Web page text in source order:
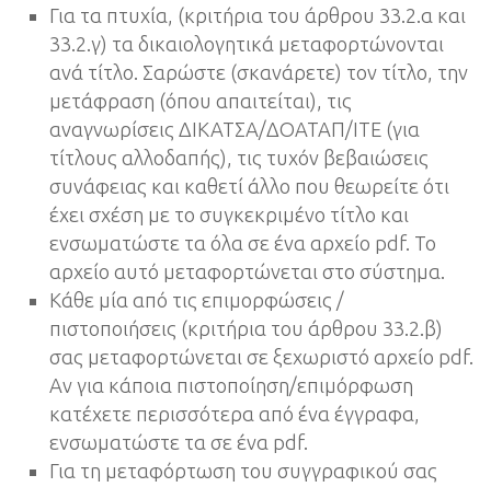
Για τα πτυχία, (κριτήρια του άρθρου 33.2.α και
33.2.γ) τα δικαιολογητικά μεταφορτώνονται
ανά τίτλο. Σαρώστε (σκανάρετε) τον τίτλο, την
μετάφραση (όπου απαιτείται), τις
αναγνωρίσεις ΔΙΚΑΤΣΑ/ΔΟΑΤΑΠ/ITE (για
τίτλους αλλοδαπής), τις τυχόν βεβαιώσεις
συνάφειας και καθετί άλλο που θεωρείτε ότι
έχει σχέση με το συγκεκριμένο τίτλο και
ενσωματώστε τα όλα σε ένα αρχείο pdf. Το
αρχείο αυτό μεταφορτώνεται στο σύστημα.
Κάθε μία από τις επιμορφώσεις /
πιστοποιήσεις (κριτήρια του άρθρου 33.2.β)
σας μεταφορτώνεται σε ξεχωριστό αρχείο pdf.
Αν για κάποια πιστοποίηση/επιμόρφωση
κατέχετε περισσότερα από ένα έγγραφα,
ενσωματώστε τα σε ένα pdf.
Για τη μεταφόρτωση του συγγραφικού σας